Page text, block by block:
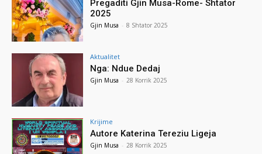
Pregaditi Gjin Musa-Rome- Shtator
2025
Gjin Musa - 8 Shtator 2025
Aktualitet
Nga: Ndue Dedaj
Gjin Musa - 28 Korrik 2025
Krijime
Autore Katerina Tereziu Ligeja
Gjin Musa - 28 Korrik 2025